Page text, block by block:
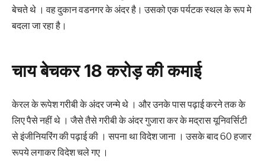
बेचते थे । वह दुकान वडनगर के अंदर है। उसको एक पर्यटक स्थल के रूप मे
बदला जा रहा है।
‌‌‌चाय बेचकर 18 करोड़ की कमाई
‌‌‌केरल के रूपेश गरीबी के अंदर जन्मे थे । और उनके पास पढ़ाई करने तक के
लिए पैसे नहीं थे । जैसे तैसे गरीबी के अंदर गुजारा कर के मद्रास यूनिवर्सिटी
से इंजीनियरिंग की पढ़ाई की । सपना था विदेश जाना । उसके बाद 60 हजार
रूपये लगाकर विदेश चले गए ।